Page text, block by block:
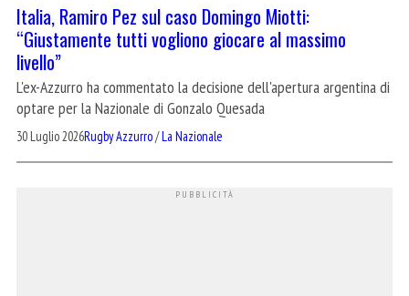
Italia, Ramiro Pez sul caso Domingo Miotti:
“Giustamente tutti vogliono giocare al massimo
livello”
L'ex-Azzurro ha commentato la decisione dell'apertura argentina di
optare per la Nazionale di Gonzalo Quesada
30 Luglio 2026Rugby Azzurro/La Nazionale